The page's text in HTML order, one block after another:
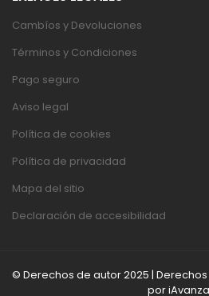
Cambíos y Devoluciones
Términos y Condiciones
Pago seguro
Aviso legal
Política de cookies
Política de privacidad
Mapa del sitio
Declaración de accesibilidad
© Derechos de autor 2025 |
poriAvanza